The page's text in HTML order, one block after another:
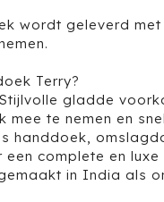
wordt geleverd
Terry?
gladde
te nemen en
handdoek,
complete en luxe
in India als